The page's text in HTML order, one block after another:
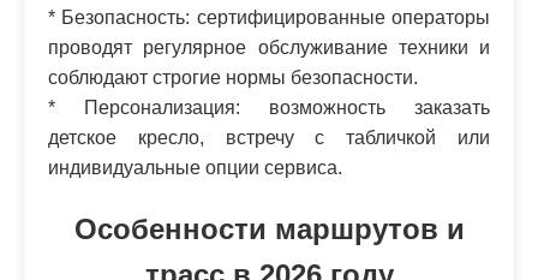
* Безопасность: сертифицированные операторы
проводят регулярное обслуживание техники и
соблюдают строгие нормы безопасности.
* Персонализация: возможность заказать
детское кресло, встречу с табличкой или
индивидуальные опции сервиса.
Особенности маршрутов и